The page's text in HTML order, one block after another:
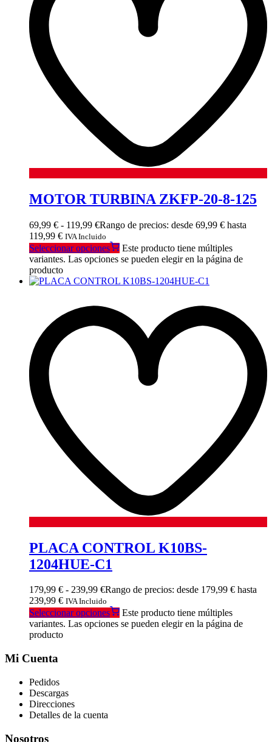
MOTOR TURBINA ZKFP-20-8-125
69,99 € - 119,99 €Rango de precios: desde 69,99 € hasta
119,99 € IVA Incluido
Seleccionar opciones
Este producto tiene múltiples
variantes. Las opciones se pueden elegir en la página de
producto
PLACA CONTROL K10BS-
1204HUE-C1
179,99 € - 239,99 €Rango de precios: desde 179,99 € hasta
239,99 € IVA Incluido
Seleccionar opciones
Este producto tiene múltiples
variantes. Las opciones se pueden elegir en la página de
producto
Mi Cuenta
Pedidos
Descargas
Direcciones
Detalles de la cuenta
Nosotros